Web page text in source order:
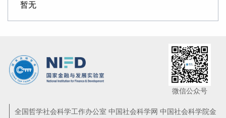
【专家观点】回归本源 促进信托业转型升级
曾刚 杨川：科技金融再思考——技术资产的架构与价值的金融化
新规出台，助力地方AMC规范化专业化发展丨曾刚专栏
曾刚：稳定币发展，长期或推动货币体系向多元资产支撑转变
曾刚专访：做好养老金融产品与服务创新，提升国民养老意识与养老储备
暂无
微信公众号
全国哲学社会科学工作办公室 中国社会科学网 中国社会科学院金